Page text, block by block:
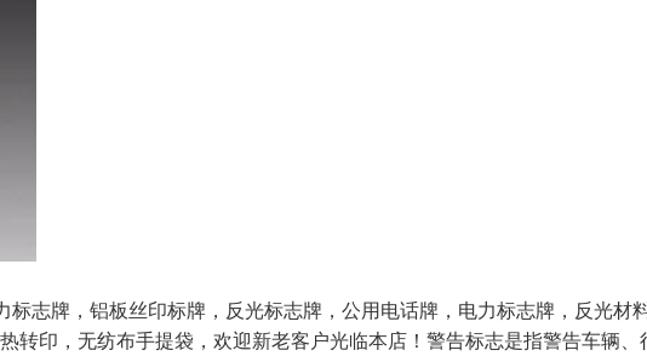
志牌，铝板丝印标牌，反光标志牌，公用电话牌，电力标志牌，反光材
转印，无纺布手提袋，欢迎新老客户光临本店！警告标志是指警告车辆、